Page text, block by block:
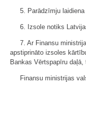
5. Parādzīmju
6. Izsole notiks
7. Ar Finansu
apstiprināto izsoles
Bankas Vērtspapīru daļā,
Finansu ministrijas